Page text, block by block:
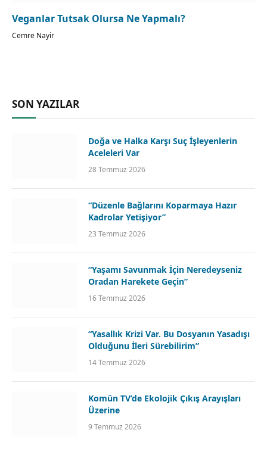
Veganlar Tutsak Olursa Ne Yapmalı?
Cemre Nayir
SON YAZILAR
Doğa ve Halka Karşı Suç İşleyenlerin
Aceleleri Var
28 Temmuz 2026
“Düzenle Bağlarını Koparmaya Hazır
Kadrolar Yetişiyor”
23 Temmuz 2026
“Yaşamı Savunmak İçin Neredeyseniz
Oradan Harekete Geçin”
16 Temmuz 2026
“Yasallık Krizi Var. Bu Dosyanın Yasadışı
Olduğunu İleri Sürebilirim”
14 Temmuz 2026
Komün TV’de Ekolojik Çıkış Arayışları
Üzerine
9 Temmuz 2026